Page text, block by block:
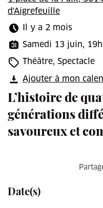
Date(s)
d'Aigrefeuille
Il y a 2 mois
Samedi 13 juin,
Théâtre, Spectacle
Ajouter à mon
L’histoire de
générations
savoureux et